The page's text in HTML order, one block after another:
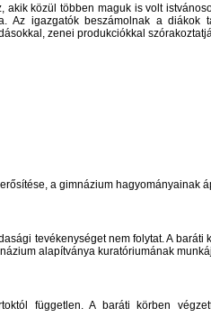
akik közül többen maguk is volt
igazgatók beszámolnak a
zenei produkciókkal
a gimnázium hagyományainak
tevékenységet nem folytat. A
alapítványa kuratóriumának
független. A baráti körben